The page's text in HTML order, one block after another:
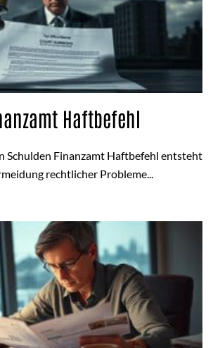
Haftbefehl
Schulden Finanzamt Haftbefehl entsteht
rechtlicher Probleme...